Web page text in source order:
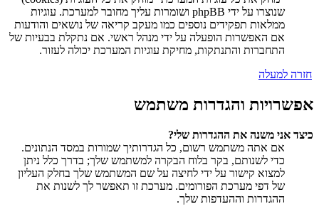
שנוצרו על ידי phpBB ושומרות עליך מחובר למערכת. עוגיות
ממלאות תפקידים נוספים כמו מעקב קריאה של נושאים והודעות
אם האפשרות הופעלה על ידי מנהל ראשי. אם נתקלת בבעיות של
התחברות והתנתקות, מחיקת עוגיות המערכת יכולה לעזור.
חזרה למעלה
אפשרויות והגדרות משתמש
כיצד אני משנה את ההגדרות שלי?
אם אתה משתמש רשום, כל הגדרותיך שמורות במסד הנתונים.
כדי לשנותם, בקר בלוח הבקרה למשתמש שלך; בדרך כלל ניתן
למצוא קישור על ידי לחיצה על שם המשתמש שלך בחלק העליון
של דפי מערכת הפורומים. מערכת זו תאפשר לך לשנות את
ההגדרות וההעדפות שלך.